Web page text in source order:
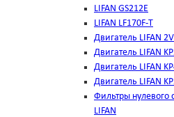
LIFAN GS212E
LIFAN LF170F-T
Двигатель LIFAN
Двигатель LIFAN
Двигатель LIFAN
Двигатель LIFAN
Фильтры нулевого
LIFAN